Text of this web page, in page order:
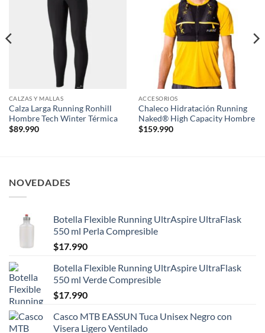
CALZAS Y MALLAS
Calza Larga Running Ronhill
Hombre Tech Winter Térmica
$89.990
wishlist
ACCESORIOS
Chaleco Hidratación Running
Naked® High Capacity Hombre
$159.990
NOVEDADES
Botella Flexible Running UltrAspire UltraFlask
550 ml Perla Compresible
$17.990
Botella Flexible Running UltrAspire UltraFlask
550 ml Verde Compresible
$17.990
Casco MTB EASSUN Tuca Unisex Negro con
Visera Ligero Ventilado